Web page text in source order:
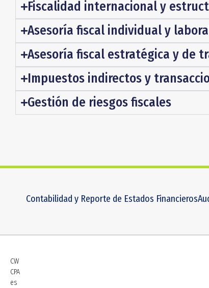
Fiscalidad internacional y
Asesoría fiscal individual y
Asesoría fiscal estratégica y de
Impuestos indirectos y
Gestión de riesgos fiscales
Contabilidad y Reporte de Estados Financieros
CW
CPA
es